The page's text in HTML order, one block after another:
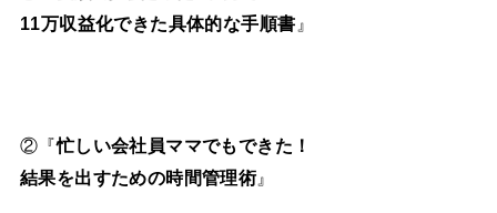
11万収益化できた具体的な手順書 』
②『忙しい会社員ママでもできた！
結果を出すための時間管理術』